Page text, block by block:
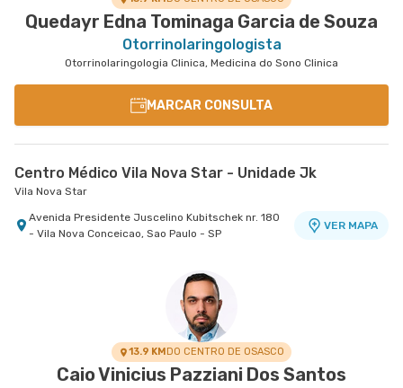
Quedayr Edna Tominaga Garcia de Souza
Otorrinolaringologista
Otorrinolaringologia Clinica, Medicina do Sono Clinica
MARCAR CONSULTA
Centro Médico Vila Nova Star - Unidade Jk
Vila Nova Star
Avenida Presidente Juscelino Kubitschek nr. 180
- Vila Nova Conceicao, Sao Paulo - SP
VER MAPA
13.9 KMDO CENTRO DE OSASCO
Caio Vinicius Pazziani Dos Santos